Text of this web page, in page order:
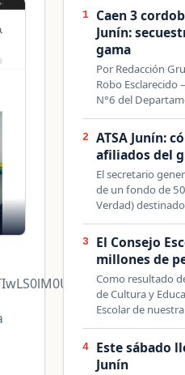
1
Caen 3
Junín:
gama
Por Redacción
Robo Esclarecido
N°6 del
2
ATSA Junín:
afiliados del
El secretario
de un fondo de
Verdad)
3
El Consejo
millones de
Como resultado
de Cultura y
Escolar de
4
Este sábado
Junín